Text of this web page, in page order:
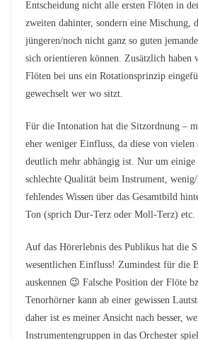
Entscheidung nicht alle ersten Flöten in
zweiten dahinter, sondern eine Mischung,
jüngeren/noch nicht ganz so guten
sich orientieren können. Zusätzlich haben
Flöten bei uns ein Rotationsprinzip
gewechselt wer wo sitzt.
Für die Intonation hat die Sitzordnung –
eher weniger Einfluss, da diese von vielen
deutlich mehr abhängig ist. Nur um einige
schlechte Qualität beim Instrument, wenig/
fehlendes Wissen über das Gesamtbild
Ton (sprich Dur-Terz oder Moll-Terz) etc.
Auf das Hörerlebnis des Publikus hat die
wesentlichen Einfluss! Zumindest für die
auskennen 😉 Falsche Position der Flöte
Tenorhörner kann ab einer gewissen
daher ist es meiner Ansicht nach besser,
Instrumentengruppen in das Orchester